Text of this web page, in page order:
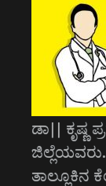
ಡಾ|| ಕೃಷ್ಣ
ತಾಲ್ಲೂಕಿನ